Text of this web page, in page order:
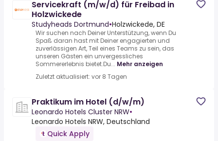
Servicekraft (m/w/d) für Freibad in
Holzwickede
Studyheads Dortmund•Holzwickede, DE
Wir suchen nach Deiner Unterstützung, wenn Du
Spaß daran hast mit Deiner engagierten und
zuverlässigen Art, Teil eines Teams zu sein, das
unseren Gästen ein unvergessliches
Sommererlebnis bietet.Du... Mehr anzeigen
Zuletzt aktualisiert: vor 8 Tagen
Praktikum im Hotel (d/w/m)
Leonardo Hotels Cluster NRW•
Leonardo Hotels NRW, Deutschland
Quick Apply